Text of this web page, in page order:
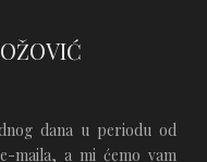
dana u periodu od
maila, a mi ćemo vam